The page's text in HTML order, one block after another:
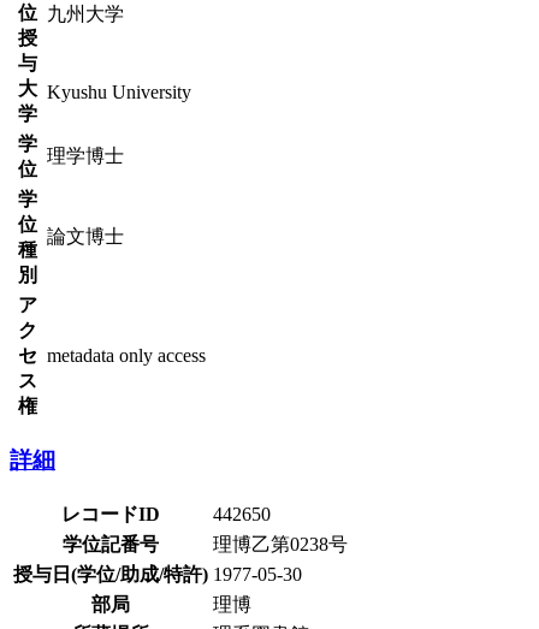
位
授
与
大
学
九州大学
Kyushu University
学
位
理学博士
学
位
種
別
論文博士
ア
ク
セ
ス
権
metadata only access
詳細
レコードID
442650
学位記番号
理博乙第0238号
授与日(学位/助成/特許) 1977-05-30
部局
理博